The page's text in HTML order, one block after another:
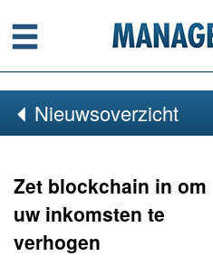
Menu
Nieuwsoverzicht
Zet blockchain in om
uw inkomsten te
verhogen